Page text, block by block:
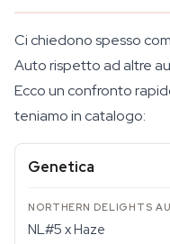
Ci chiedono spesso
Auto rispetto ad altre
Ecco un confronto
teniamo in catalogo:
Genetica
NL#5 x Haze